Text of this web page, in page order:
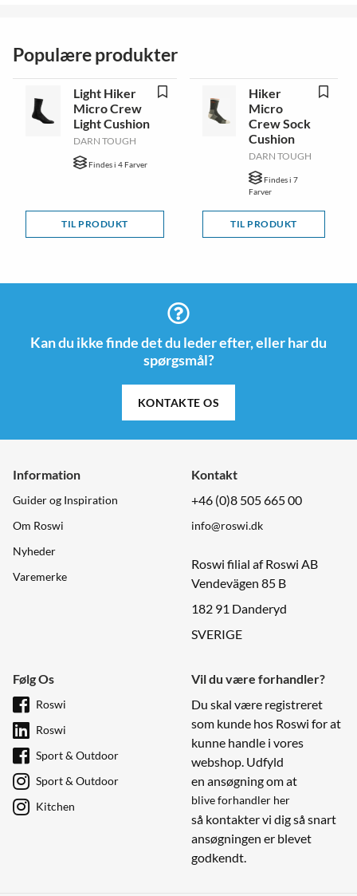
Populære produkter
Light Hiker
Micro Crew
Light Cushion
DARN TOUGH
Findes i 4 Farver
TIL PRODUKT
Hiker
Micro
Crew Sock
Cushion
DARN TOUGH
Findes i 7
Farver
TIL PRODUKT
Kan du ikke finde det du leder efter, eller har du
spørgsmål?
KONTAKTE OS
Information
Guider og Inspiration
Om Roswi
Nyheder
Varemerke
Kontakt
+46 (0)8 505 665 00
info@roswi.dk
Roswi filial af Roswi AB
Vendevägen 85 B
182 91 Danderyd
SVERIGE
Følg Os
Roswi
Roswi
Sport & Outdoor
Sport & Outdoor
Kitchen
Vil du være forhandler?
Du skal være registreret
som kunde hos Roswi for at
kunne handle i vores
webshop. Udfyld
en ansøgning om at
blive forhandler her
så kontakter vi dig så snart
ansøgningen er blevet
godkendt.